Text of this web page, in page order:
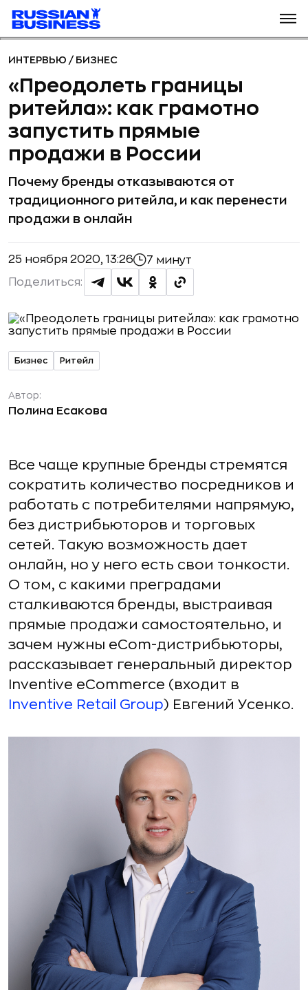
ИНТЕРВЬЮ / БИЗНЕС
«Преодолеть границы
ритейла»: как грамотно
запустить прямые
продажи в России
Почему бренды отказываются от
традиционного ритейла, и как перенести
продажи в онлайн
25 ноября 2020, 13:26 7 минут
Поделиться:
Бизнес Ритейл
Автор:
Полина Есакова
Все чаще крупные бренды стремятся
сократить количество посредников и
работать с потребителями напрямую,
без дистрибьюторов и торговых
сетей. Такую возможность дает
онлайн, но у него есть свои тонкости.
О том, с какими преградами
сталкиваются бренды, выстраивая
прямые продажи самостоятельно, и
зачем нужны eCom-дистрибьюторы,
рассказывает генеральный директор
Inventive eCommerce (входит в
Inventive Retail Group) Евгений Усенко.